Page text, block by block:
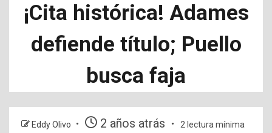
¡Cita histórica! Adames
defiende título; Puello
busca faja
Eddy Olivo 2 años atrás 2 lectura mínima